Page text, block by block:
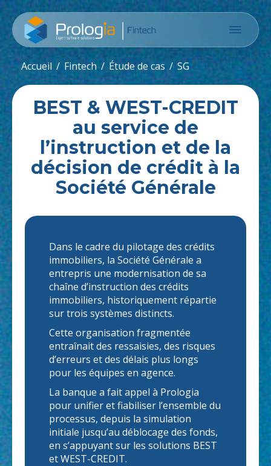
Accueil Fintech Étude de cas SG
BEST & WEST-CREDIT
au service de
l’instruction et de la
décision de crédit à la
Société Générale
Dans le cadre du pilotage des crédits
immobiliers, la Société Générale a
entrepris une modernisation de sa
chaîne d’instruction des crédits
immobiliers, historiquement répartie
sur trois systèmes distincts.
Cette organisation fragmentée
entraînait des ressaisies, des risques
d’erreurs et des délais plus longs
pour les équipes en agence.
La banque a fait appel à Prologia
pour unifier et fiabiliser l’ensemble du
processus, depuis la simulation
initiale jusqu’au déblocage des fonds,
en s’appuyant sur les solutions BEST
et WEST-CREDIT.